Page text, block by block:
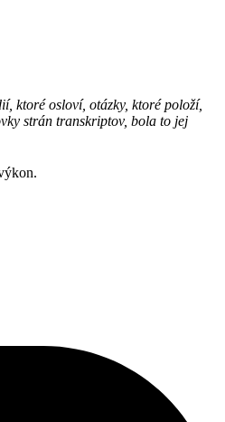
ktoré osloví, otázky, ktoré položí,
strán transkriptov, bola to jej